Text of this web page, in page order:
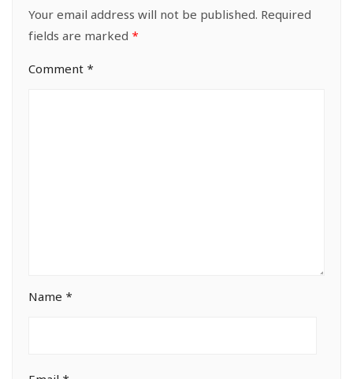
Your email address will not be published. Required
fields are marked *
Comment *
Name *